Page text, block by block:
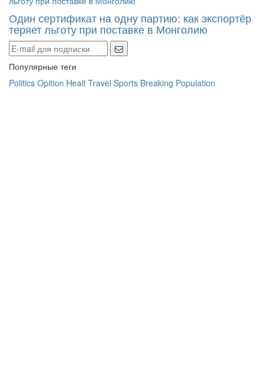
Один сертификат на одну партию: как экспортёр
теряет льготу при поставке в Монголию
Популярные теги
Politics Opition Healt Travel Sports Breaking Population